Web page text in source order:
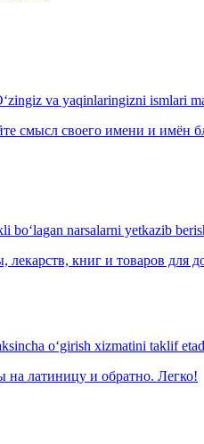
va yaqinlaringizni ismlari
смысл своего имени и имён
narsalarni yetkazib
книг и товаров для
o‘girish xizmatini taklif
на латиницу и обратно. Легко!